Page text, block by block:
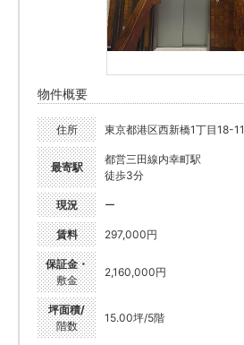
物件概要
住所 東京都港区西新橋1丁目18-11
最寄駅
都営三田線内幸町駅
徒歩3分
現況 ー
賃料 297,000円
保証金・
敷金
2,160,000円
坪面積/
階数
15.00坪/5階